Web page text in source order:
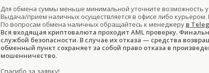
Для обмена суммы меньше минимальной уточните возможность
Выдача/прием наличных осуществляется в офисе либо
По вопросам обмена наличных обращайтесь к менеджеру в
Вся входящая криптовалюта проходит AML проверку.
службой безопасности. В случае их отказа — средства
обменный пункт сохраняет за собой право отказа в
мошенничество.
Спасибо за заявку!